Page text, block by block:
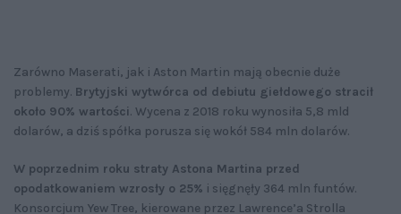
Zarówno Maserati, jak i Aston Martin mają obecnie duże
problemy. Brytyjski wytwórca od debiutu giełdowego stracił
około 90% wartości. Wycena z 2018 roku wynosiła 5,8 mld
dolarów, a dziś spółka porusza się wokół 584 mln dolarów.
W poprzednim roku straty Astona Martina przed
opodatkowaniem wzrosły o 25% i sięgnęły 364 mln funtów.
Konsorcjum Yew Tree, kierowane przez Lawrence’a Strolla